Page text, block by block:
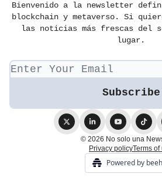
Bienvenido a la newsletter
blockchain y metaverso. Si
las noticias más frescas del
lugar.
© 2026 No solo una
Privacy policyTerms of
Powered by